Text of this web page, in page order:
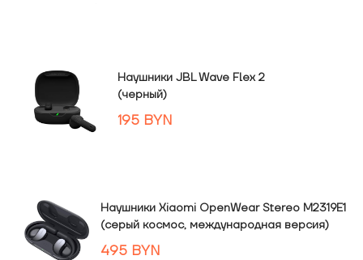
Наушники JBL Wave Flex 2
(черный)
195 BYN
Наушники Xiaomi OpenWear Stereo M2319E1
(серый космос, международная версия)
495 BYN